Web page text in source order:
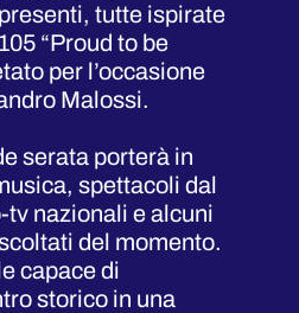
tutte ispirate
“Proud to be
per l’occasione
Malossi.
serata porterà in
spettacoli dal
nazionali e alcuni
del momento.
capace di
storico in una